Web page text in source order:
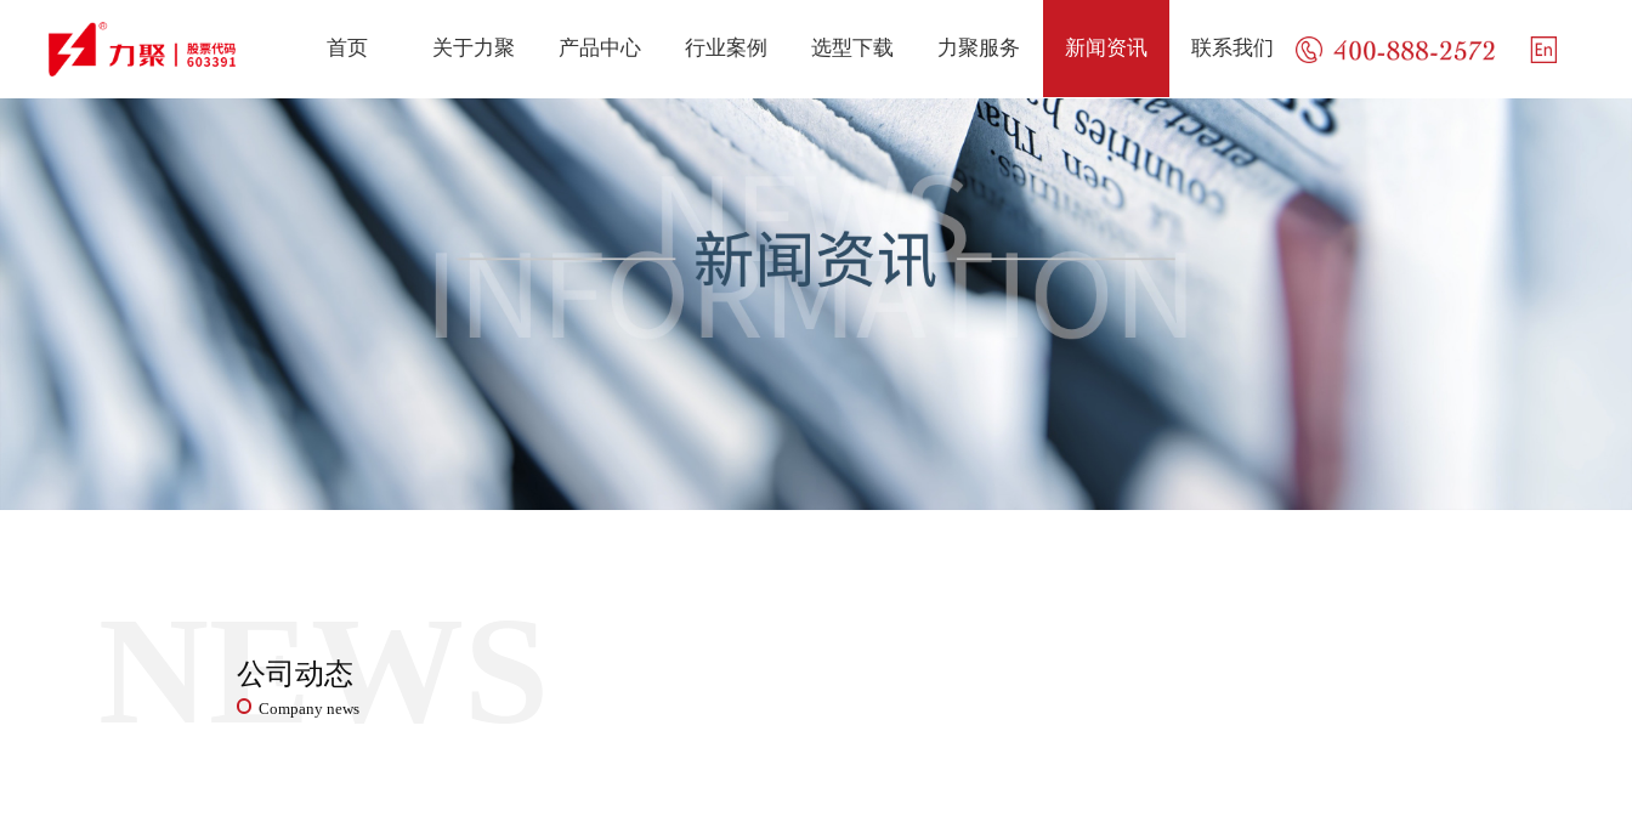
首页 关于力聚 产品中心 行业案例 选型下载 力聚服务 新闻资讯 联系我们
NEWS
公司动态
Company news